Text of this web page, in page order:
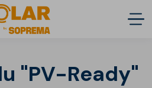
"PV-Ready"